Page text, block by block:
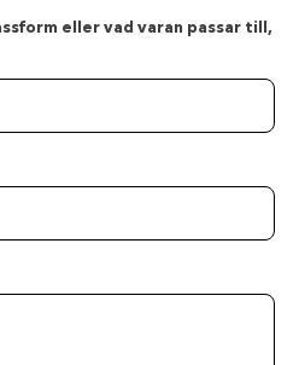
eller vad varan passar till,